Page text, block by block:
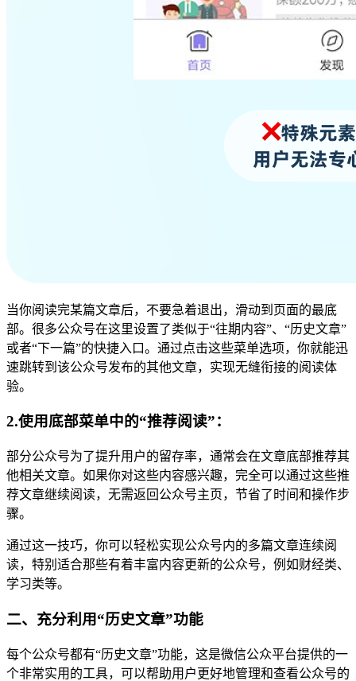
当你阅读完某篇文章后，不要急着退出，滑动到页面的最底
部。很多公众号在这里设置了类似于“往期内容”、“历史文章”
或者“下一篇”的快捷入口。通过点击这些菜单选项，你就能迅
速跳转到该公众号发布的其他文章，实现无缝衔接的阅读体
验。
2.使用底部菜单中的“推荐阅读”：
部分公众号为了提升用户的留存率，通常会在文章底部推荐其
他相关文章。如果你对这些内容感兴趣，完全可以通过这些推
荐文章继续阅读，无需返回公众号主页，节省了时间和操作步
骤。
通过这一技巧，你可以轻松实现公众号内的多篇文章连续阅
读，特别适合那些有着丰富内容更新的公众号，例如财经类、
学习类等。
二、充分利用“历史文章”功能
每个公众号都有“历史文章”功能，这是微信公众平台提供的一
个非常实用的工具，可以帮助用户更好地管理和查看公众号的